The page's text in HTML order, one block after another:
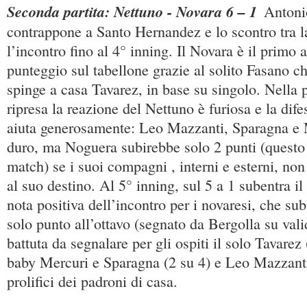
Seconda partita: Nettuno - Novara 6 – 1
contrappone a Santo Hernandez e lo scontro tra
l’incontro fino al 4° inning. Il Novara è il primo
punteggio sul tabellone grazie al solito Fasano
spinge a casa Tavarez, in base su singolo. Nella
ripresa la reazione del Nettuno è furiosa e la
aiuta generosamente: Leo Mazzanti, Sparagna
duro, ma Noguera subirebbe solo 2 punti
match) se i suoi compagni , interni e esterni,
al suo destino. Al 5° inning, sul 5 a 1 subentra
nota positiva dell’incontro per i novaresi, che
solo punto all’ottavo (segnato da Bergolla su
battuta da segnalare per gli ospiti il solo
baby Mercuri e Sparagna (2 su 4) e Leo
prolifici dei padroni di casa.